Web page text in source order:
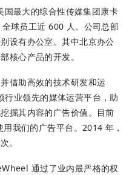
最大的综合性传媒集团康卡
球员工近 600 人。公司总部
设有办公室。其中北京办公
核心产品的开发。
借助高效的技术研发和运
业领先的媒体运营平台，助
掘其内容的广告价值。目前
我们的广告平台。2014 年，
。
通过了业内最严格的权